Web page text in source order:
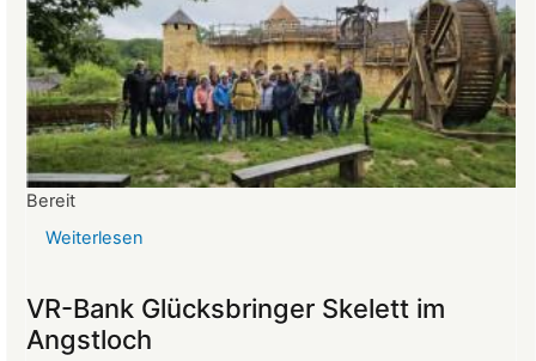
Bereit
Weiterlesen
Mittelalter
begeistert
VR-Bank Glücksbringer Skelett im
Angstloch